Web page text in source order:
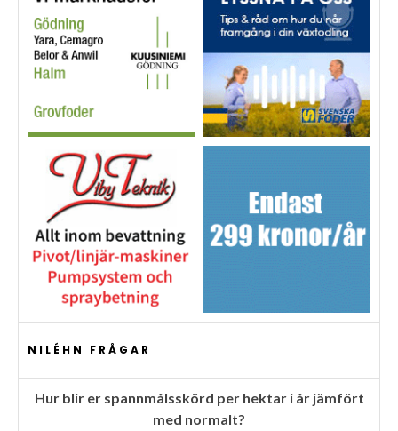
NILÉHN FRÅGAR
Hur blir er spannmålsskörd per hektar i år jämfört
med normalt?